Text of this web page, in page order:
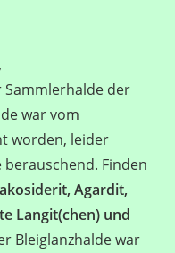
Sammlerhalde der
war vom
worden, leider
Finden
Agardit,
Langit(chen) und
Bleiglanzhalde war